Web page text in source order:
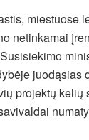
miestuose
netinkamai
juodąsias
projektų